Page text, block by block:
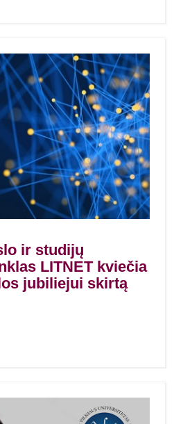
ir studijų
LITNET kviečia
jubiliejui skirtą